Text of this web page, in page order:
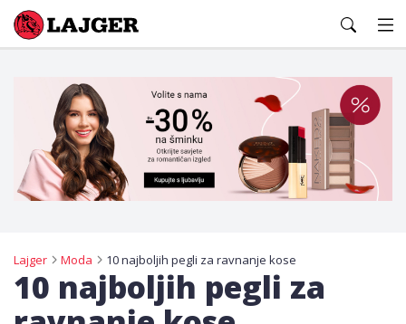
Lajger
Lajger Moda 10 najboljih pegli za ravnanje kose
10 najboljih pegli za